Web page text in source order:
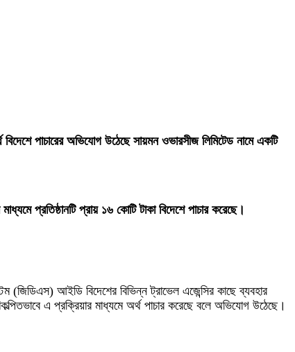
পাচারের অভিযোগ উঠেছে সায়মন ওভারসীজ লিমিটেড নামে একটি
প্রতিষ্ঠানটি প্রায় ১৬ কোটি টাকা বিদেশে পাচার করেছে।
(জিডিএস) আইডি বিদেশের বিভিন্ন ট্রাভেল এজেন্সির কাছে ব্যবহার
এ প্রক্রিয়ার মাধ্যমে অর্থ পাচার করেছে বলে অভিযোগ উঠেছে।